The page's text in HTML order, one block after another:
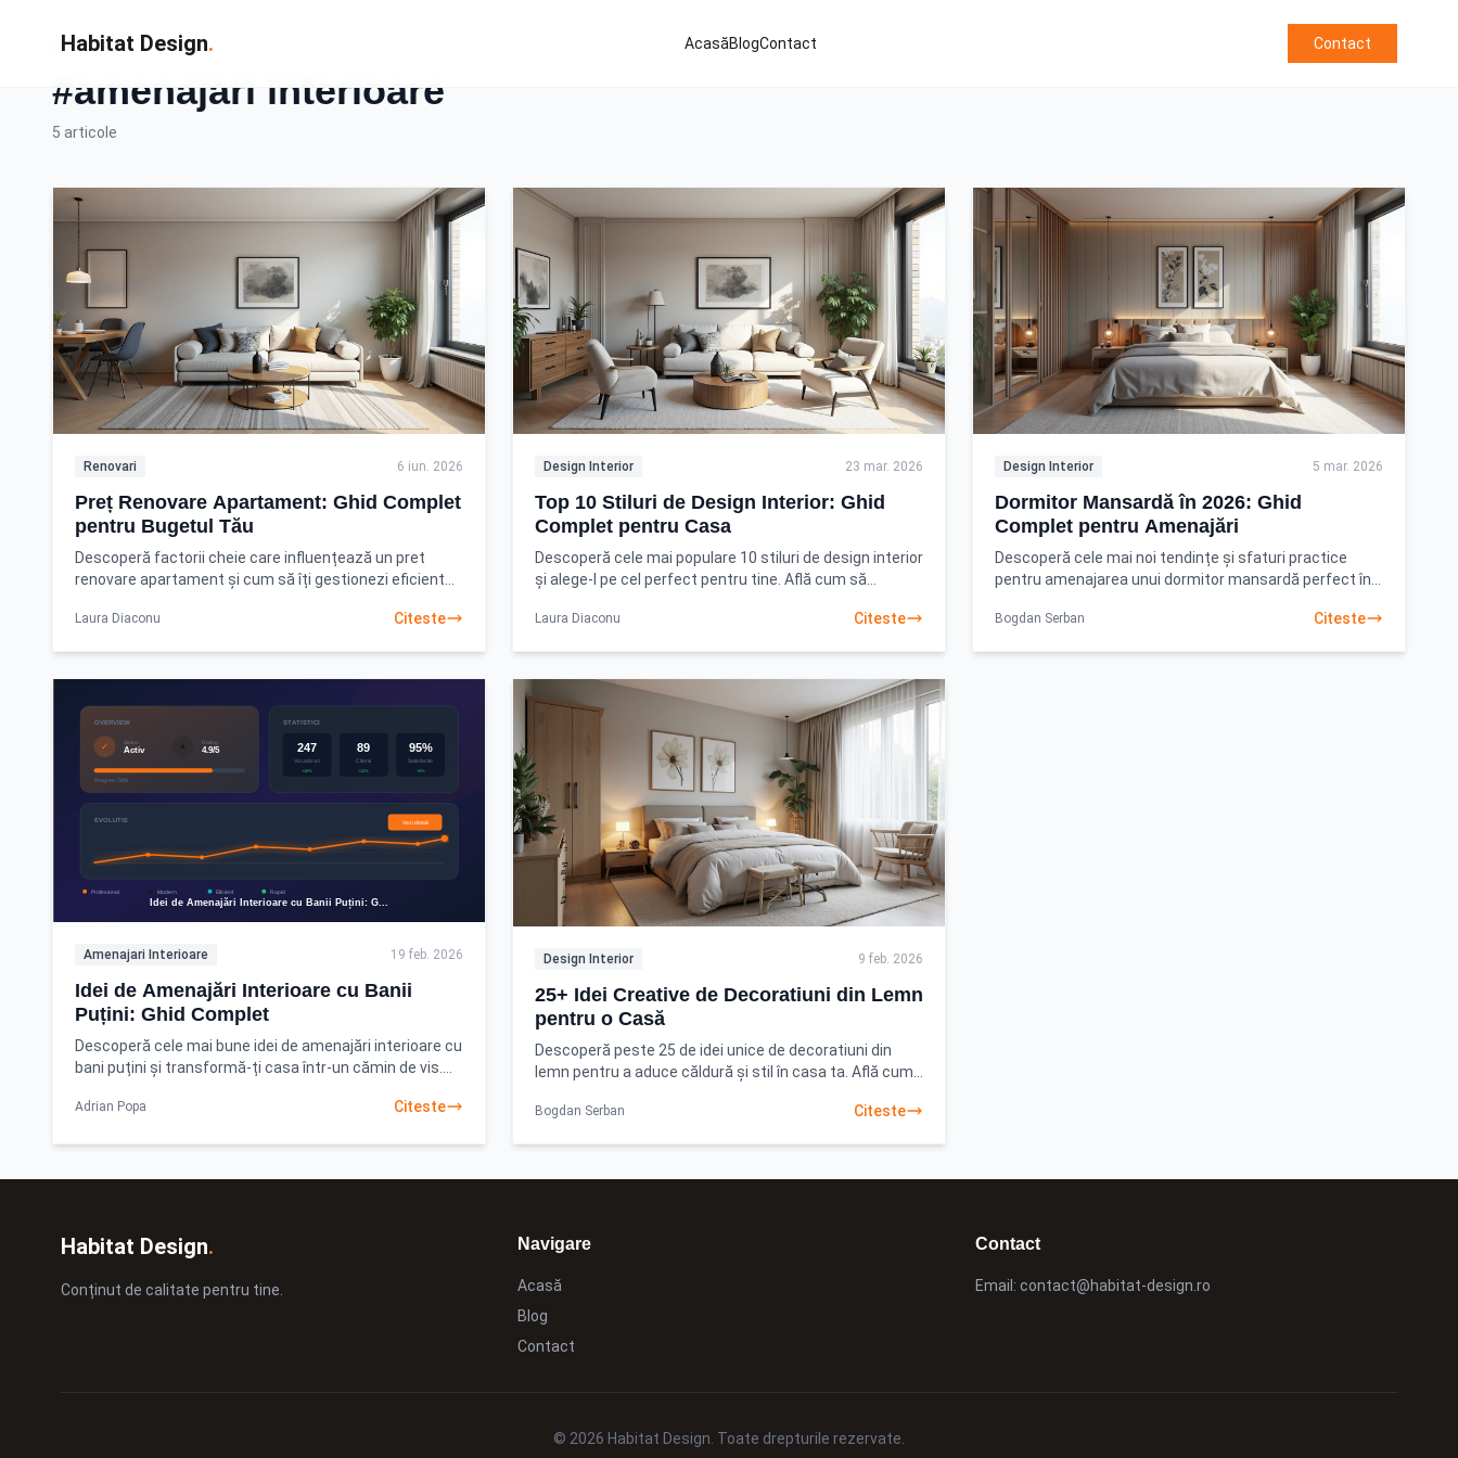
Habitat Design. AcasăBlogContact Contact
Eticheta
#amenajari interioare
5 articole
Renovari 6 iun. 2026
Preț Renovare Apartament: Ghid Complet
pentru Bugetul Tău
Descoperă factorii cheie care influențează un pret
renovare apartament și cum să îți gestionezi eficient
Laura Diaconu Citeste
Design Interior 23 mar. 2026
Top 10 Stiluri de Design Interior: Ghid
Complet pentru Casa
Descoperă cele mai populare 10 stiluri de design interior
și alege-l pe cel perfect pentru tine. Află cum să
Laura Diaconu Citeste
Design Interior 5 mar. 2026
Dormitor Mansardă în 2026: Ghid
Complet pentru Amenajări
Descoperă cele mai noi tendințe și sfaturi practice
pentru amenajarea unui dormitor mansardă perfect în
Bogdan Serban Citeste
Amenajari Interioare 19 feb. 2026
Idei de Amenajări Interioare cu Banii
Puțini: Ghid Complet
Descoperă cele mai bune idei de amenajări interioare cu
bani puțini și transformă-ți casa într-un cămin de vis.
Adrian Popa Citeste
Design Interior 9 feb. 2026
25+ Idei Creative de Decoratiuni din Lemn
pentru o Casă
Descoperă peste 25 de idei unice de decoratiuni din
lemn pentru a aduce căldură și stil în casa ta. Află cum
Bogdan Serban Citeste
Habitat Design.
Conținut de calitate pentru tine.
Navigare
Acasă
Blog
Contact
Contact
Email: contact@habitat-design.ro
© 2026 Habitat Design. Toate drepturile rezervate.